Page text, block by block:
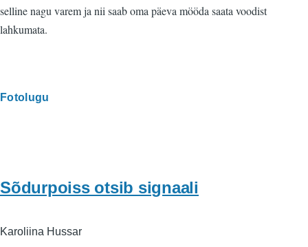
selline nagu varem ja nii saab oma päeva mööda saata voodist
lahkumata.
Fotolugu
Sõdurpoiss otsib signaali
Karoliina Hussar